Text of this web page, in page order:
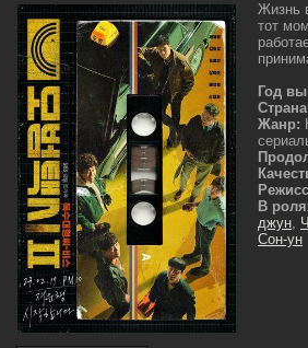
Жизнь
тот
Год
Жанр:
В
джун,
Сон-ун